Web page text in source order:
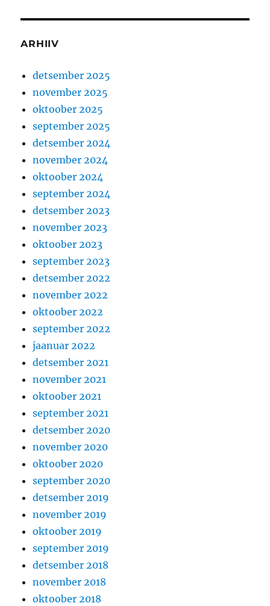
ARHIIV
detsember 2025
november 2025
oktoober 2025
september 2025
detsember 2024
november 2024
oktoober 2024
september 2024
detsember 2023
november 2023
oktoober 2023
september 2023
detsember 2022
november 2022
oktoober 2022
september 2022
jaanuar 2022
detsember 2021
november 2021
oktoober 2021
september 2021
detsember 2020
november 2020
oktoober 2020
september 2020
detsember 2019
november 2019
oktoober 2019
september 2019
detsember 2018
november 2018
oktoober 2018